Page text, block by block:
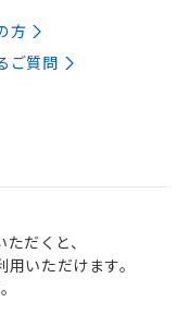
方
ご質問
だくと、
いただけます。